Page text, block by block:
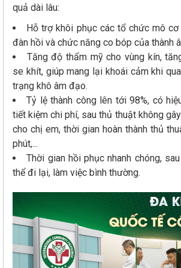
quả dài lâu:
Hỗ trợ khôi phục các tổ chức mô
đàn hồi và chức năng co bóp của thành
Tăng độ thẩm mỹ cho vùng kín,
se khít, giúp mang lại khoái cảm khi
trạng khô âm đạo.
Tỷ lệ thành công lên tới 98%, có
tiết kiệm chi phí, sau thủ thuật không
cho chị em, thời gian hoàn thành thủ
phút,...
Thời gian hồi phục nhanh chóng,
thể đi lại, làm việc bình thường.